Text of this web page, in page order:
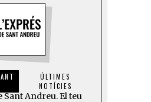
ÚLTIMES
NOTÍCIES
Sant Andreu. El teu